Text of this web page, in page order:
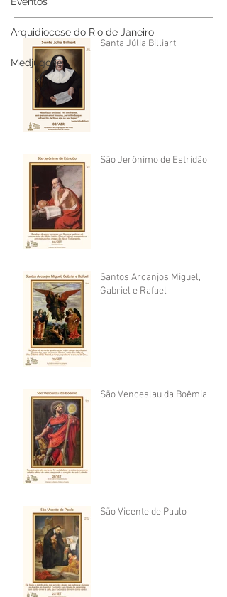
Arquidiocese do Rio de Janeiro
Medjugorje
Santa Júlia Billiart
São Jerônimo de Estridão
Santos Arcanjos Miguel,
Gabriel e Rafael
São Venceslau da Boêmia
São Vicente de Paulo